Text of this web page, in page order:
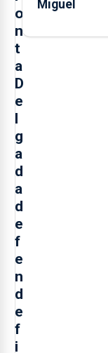
o
n
t
a
D
e
l
g
a
d
a
d
e
f
e
n
d
e
f
i
Miguel